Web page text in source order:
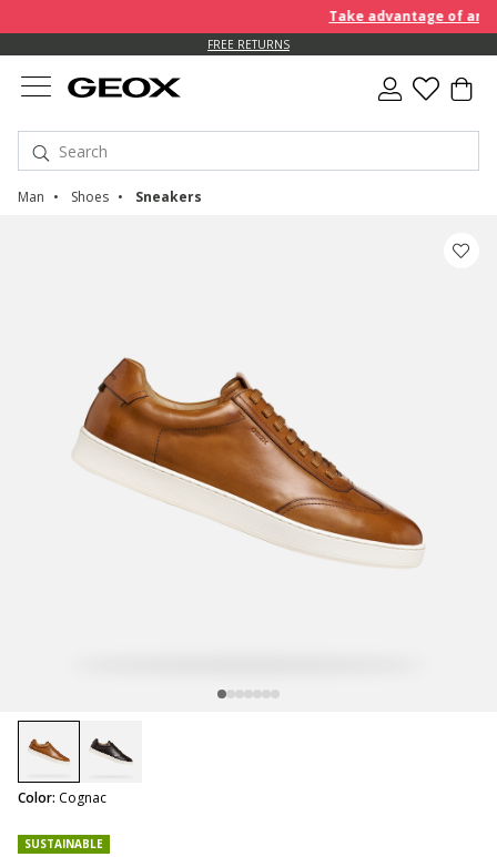
Take advantage of an
FREE RETURNS
Man Shoes Sneakers
SUSTAINABLE
Color: Cognac
selected